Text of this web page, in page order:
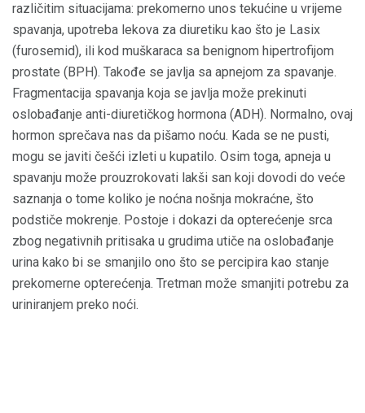
različitim situacijama: prekomerno unos tekućine u vrijeme
spavanja, upotreba lekova za diuretiku kao što je Lasix
(furosemid), ili kod muškaraca sa benignom hipertrofijom
prostate (BPH). Takođe se javlja sa apnejom za spavanje.
Fragmentacija spavanja koja se javlja može prekinuti
oslobađanje anti-diuretičkog hormona (ADH). Normalno, ovaj
hormon sprečava nas da pišamo noću. Kada se ne pusti,
mogu se javiti češći izleti u kupatilo. Osim toga, apneja u
spavanju može prouzrokovati lakši san koji dovodi do veće
saznanja o tome koliko je noćna nošnja mokraćne, što
podstiče mokrenje. Postoje i dokazi da opterećenje srca
zbog negativnih pritisaka u grudima utiče na oslobađanje
urina kako bi se smanjilo ono što se percipira kao stanje
prekomerne opterećenja. Tretman može smanjiti potrebu za
uriniranjem preko noći.